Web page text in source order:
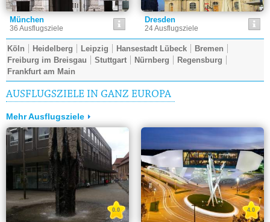
München
36 Ausflugsziele
Dresden
24 Ausflugsziele
Köln Heidelberg Leipzig Hansestadt Lübeck
Bremen
Freiburg im Breisgau
Stuttgart Nürnberg
Regensburg
Frankfurt am Main
AUSFLUGSZIELE IN GANZ EUROPA
Mehr Ausflugsziele
0.0 4.0